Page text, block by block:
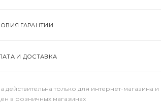
ГАРАНТИИ
И ДОСТАВКА
действительна только для интернет-магазина и
в розничных магазинах